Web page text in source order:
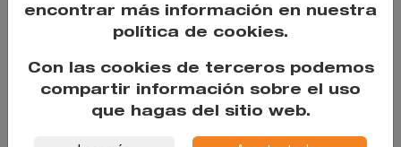
año.
¡Inscríbete al programa si tu negocio
encontrar más información en nuestra
política de cookies.
Con las cookies de terceros podemos
compartir información sobre el uso
que hagas del sitio web.